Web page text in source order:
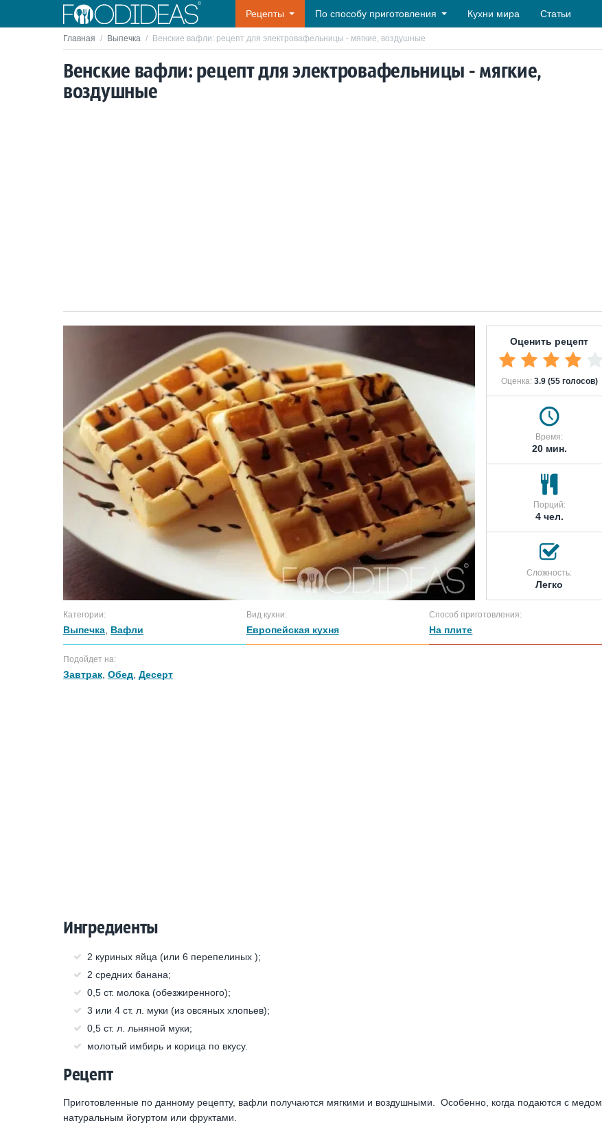
Рецепты По способу приготовления Кухни мира Статьи
Главная / Выпечка / Венские вафли: рецепт для электровафельницы - мягкие, воздушные
Венские вафли: рецепт для электровафельницы - мягкие,
воздушные
Оценить рецепт
Оценка: 3.9 (55 голосов)
Время:
20 мин.
Порций:
4 чел.
Сложность:
Легко
Категории:
Выпечка Вафли
Вид кухни:
Европейская кухня
Способ приготовления:
На плите
Подойдет на:
Завтрак Обед Десерт
Ингредиенты
2 куриных яйца (или 6 перепелиных );
2 средних банана;
0,5 ст. молока (обезжиренного);
3 или 4 ст. л. муки (из овсяных хлопьев);
0,5 ст. л. льняной муки;
молотый имбирь и корица по вкусу.
Рецепт
Приготовленные по данному рецепту, вафли получаются мягкими и воздушными. Особенно, когда подаются с медом,
натуральным йогуртом или фруктами.